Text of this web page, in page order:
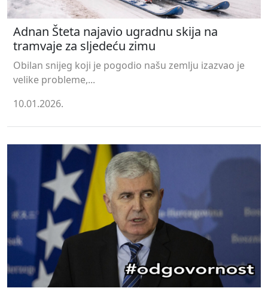
Adnan Šteta najavio ugradnu skija na
tramvaje za sljedeću zimu
Obilan snijeg koji je pogodio našu zemlju izazvao je
velike probleme,...
10.01.2026.